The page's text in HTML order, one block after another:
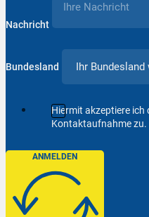
Nachricht
Bundesland
Hiermit akzeptiere ich
Kontaktaufnahme zu.
ANMELDEN